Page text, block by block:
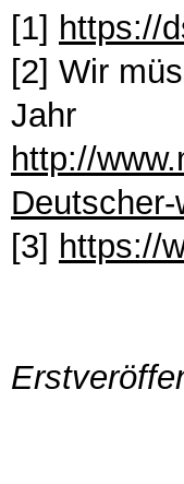
[1] https://
[2] Wir
Jahr
http://
[3] https://